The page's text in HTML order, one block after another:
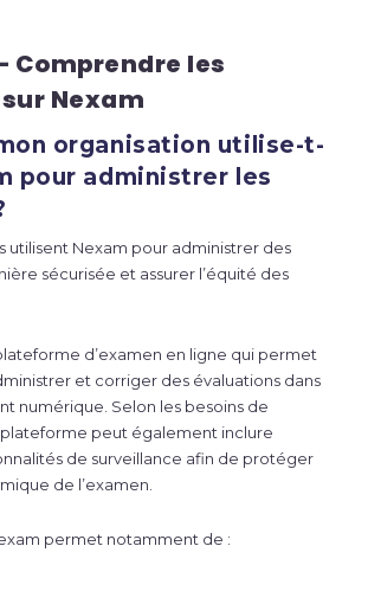
Comprendre les
Nexam
organisation utilise-t-
pour administrer les
utilisent Nexam pour administrer des
sécurisée et assurer l’équité des
d’examen en ligne qui permet
et corriger des évaluations dans
numérique. Selon les besoins de
plateforme peut également inclure
de surveillance afin de protéger
de l’examen.
permet notamment de :